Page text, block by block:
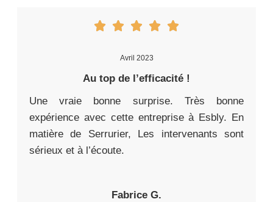
Avril 2023
Au top de l’efficacité !
Une vraie bonne surprise. Très bonne
expérience avec cette entreprise à Esbly. En
matière de Serrurier, Les intervenants sont
sérieux et à l’écoute.
Fabrice G.